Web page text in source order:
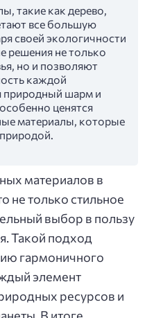
такие как дерево,
все большую
своей экологичности
решения не только
но и позволяют
каждой
природный шарм и
ценятся
материалы, которые
материалов в
не только стильное
выбор в пользу
Такой подход
гармоничного
элемент
ресурсов и